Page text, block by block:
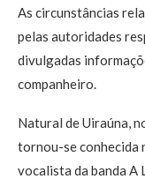
As circunstâncias
pelas autoridades
divulgadas
companheiro.
Natural de Uiraúna,
tornou-se conhecida
vocalista da banda A